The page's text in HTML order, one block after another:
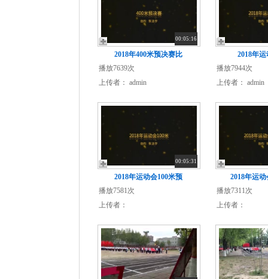
00:05:16
2018年400米预决赛比
播放7639次
上传者： admin
2018年
播放7944次
上传者： admin
00:05:31
2018年运动会100米预
播放7581次
上传者：
2018年运
播放7311次
上传者：